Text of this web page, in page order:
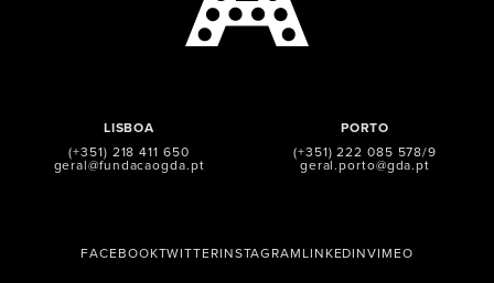
LISBOA
(+351) 218 411 650
geral@fundacaogda.pt
PORTO
(+351) 222 085 578/9
geral.porto@gda.pt
FACEBOOKTWITTERINSTAGRAMLINKEDINVIMEO